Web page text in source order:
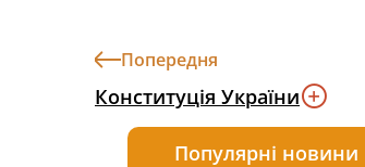
Попередня
Конституція України
Популярні новини